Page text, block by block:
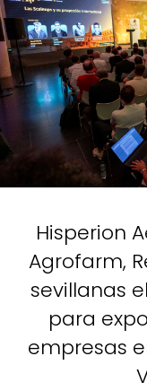
Hisperion
Agrofarm,
sevillanas
para
empresas